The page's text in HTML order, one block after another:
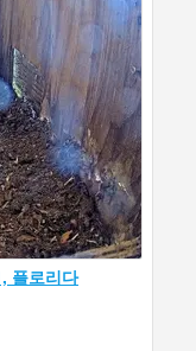
플로리다